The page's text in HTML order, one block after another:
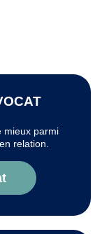
mieux parmi
relation.